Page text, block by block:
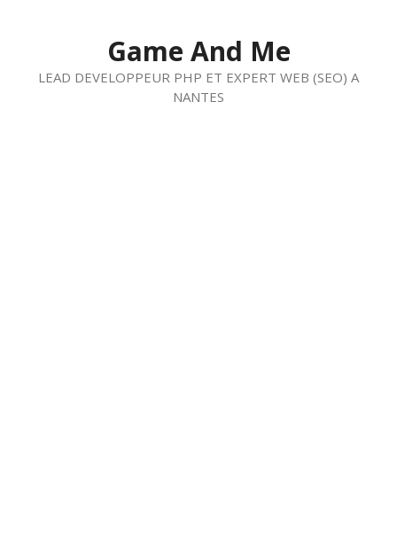
Game And Me
LEAD DEVELOPPEUR PHP ET EXPERT WEB (SEO) A
NANTES